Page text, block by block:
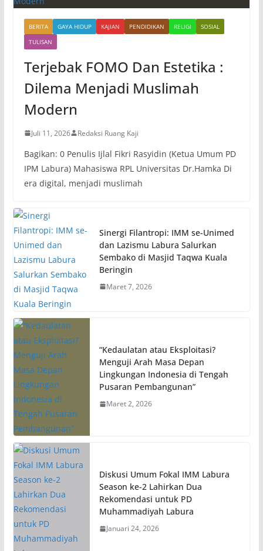
BERITA GAYA HIDUP KAJIAN PENDIDIKAN RELIGI
SOSIAL
TULISAN
Terjebak FOMO Dan Estetika :
Dilema Menjadi Muslimah
Modern
Juli 11, 2026 Redaksi Ruang Kaji
Bagikan: 0 Penulis Ijlal Fikri Rasyidin (Ketua Umum PD
IPM Labura) Mahasiswa RPL Universitas Dr.Hamka Di
era digital, menjadi muslimah
Sinergi Filantropi: IMM se-Unimed
dan Lazismu Labura Salurkan
Sembako di Masjid Taqwa Kuala
Beringin
Maret 7, 2026
“Kedaulatan atau Eksploitasi?
Menguji Arah Masa Depan
Lingkungan Indonesia di Tengah
Pusaran Pembangunan”
Maret 2, 2026
Diskusi Umum Fokal IMM Labura
Season ke-2 Lahirkan Dua
Rekomendasi untuk PD
Muhammadiyah Labura
Januari 24, 2026